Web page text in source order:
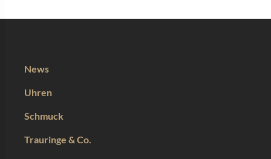
News
Uhren
Schmuck
Trauringe & Co.